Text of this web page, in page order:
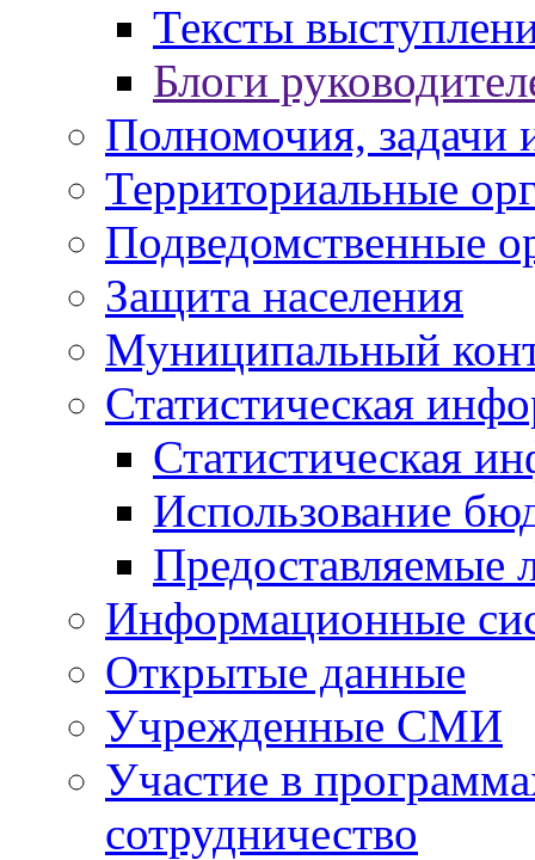
Тексты
Блоги
Полномочия, задачи
Территориальные
Подведомственные
Защита населения
Муниципальный
Статистическая
Статистическая
Использование
Предоставляемые
Информационные
Открытые данные
Учрежденные СМИ
Участие в
сотрудничество